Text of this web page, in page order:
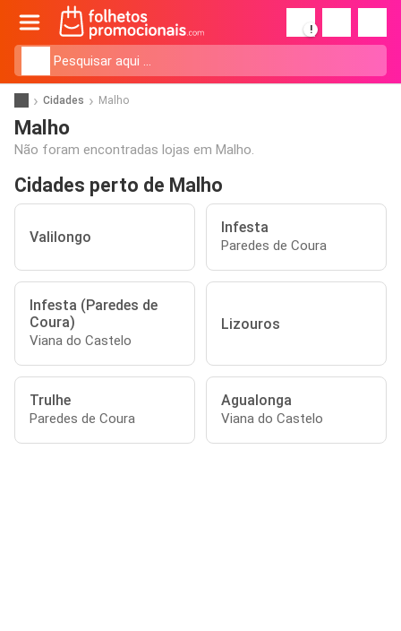
!
Cidades Malho
Malho
Não foram encontradas lojas em Malho.
Cidades perto de Malho
Valilongo
Infesta
Paredes de Coura
Infesta (Paredes de
Coura)
Viana do Castelo
Lizouros
Trulhe
Paredes de Coura
Agualonga
Viana do Castelo